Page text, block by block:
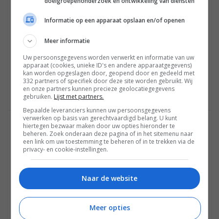
En nu is in de winkel minder dvd die oude troep maar is
niet meer in de schappen zetten media markt het is
gewoon gedaan met die oude troep op dvd dumpen
die zooi weg ermee in de winkel. Wie koopt er nu nog
dvd.
Reageren
JÜRGEN WAHLEN
29 SEPTEMBER 2017 OM 00:19
De massa blijft nog altijd dvd’s kopen. Ik begrijp het ook
kan kopen dat veel beter beeld en geluid geeft.
Hoogstwaarschijnlijk zit de hoge prijs ervoor tussen,
algemeen zijn de blu-ray’s in vergelijking met andere
landen een pak duurder….
Informatie op een apparaat opslaan en/of openen
Meer informatie
Uw persoonsgegevens worden verwerkt en informatie van uw
apparaat (cookies, unieke ID's en andere apparaatgegevens)
kan worden opgeslagen door, geopend door en gedeeld met
332 partners of specifiek door deze site worden gebruikt. Wij
en onze partners kunnen precieze geolocatiegegevens
gebruiken. Lijst met partners.
Bepaalde leveranciers kunnen uw persoonsgegevens
verwerken op basis van gerechtvaardigd belang. U kunt
hiertegen bezwaar maken door uw opties hieronder te
beheren. Zoek onderaan deze pagina of in het sitemenu naar
een link om uw toestemming te beheren of in te trekken via de
privacy- en cookie-instellingen.
Naar de website
Meer opties